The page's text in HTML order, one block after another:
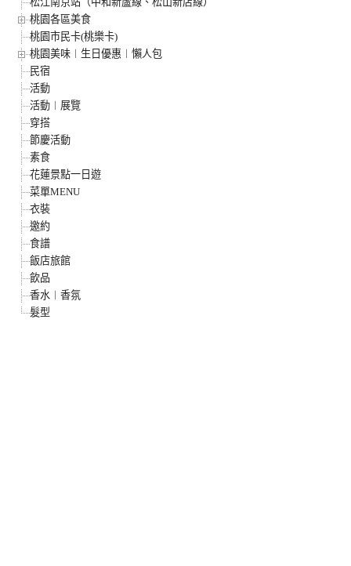
桃園各區美食
桃園市民卡(桃樂卡)
桃園美味︱生日優惠︱懶人包
民宿
活動
活動︱展覽
穿搭
節慶活動
素食
花蓮景點一日遊
菜單MENU
衣裝
邀約
食譜
飯店旅館
飲品
香水︱香氛
髮型